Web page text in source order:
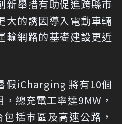
新舉措有助促進跨縣市
大的誘因導入電動車輛
輸網路的基礎建設更近
假iCharging 將有10個
總充電工率達9MW，
括市區及高速公路，